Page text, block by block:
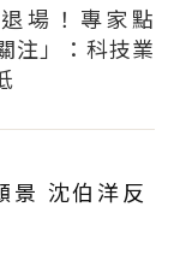
場！專家點
注」：科技業
景 沈伯洋反